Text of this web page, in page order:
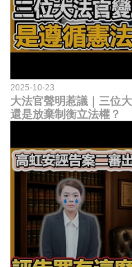
2025-10-23
大法官聲明惹議｜三位
還是放棄制衡立法權？